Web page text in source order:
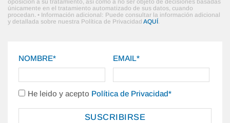
oposición a su tratamiento, así como a no ser objeto de decisiones basadas
únicamente en el tratamiento automatizado de sus datos, cuando
procedan. • Información adicional: Puede consultar la información adicional
y detallada sobre nuestra Política de Privacidad AQUÍ.
NOMBRE* EMAIL*
He leido y acepto Política de Privacidad*